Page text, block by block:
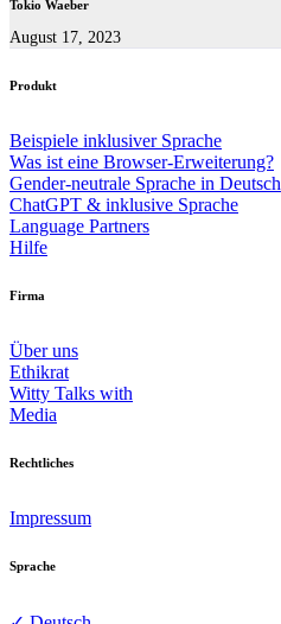
Tokio Waeber
August 17, 2023
Produkt
Beispiele inklusiver Sprache
Was ist eine Browser-Erweiterung?
Gender-neutrale Sprache in Deutsch
ChatGPT & inklusive Sprache
Language Partners
Hilfe
Firma
Über uns
Ethikrat
Witty Talks with
Media
Rechtliches
Impressum
Sprache